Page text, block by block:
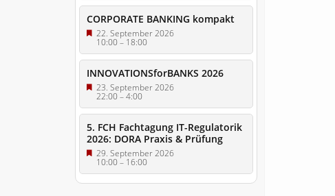
CORPORATE BANKING kompakt
22. September 2026
10:00– 18:00
INNOVATIONSforBANKS 2026
23. September 2026
22:00–4:00
5. FCH Fachtagung IT-Regulatorik
2026: DORA Praxis & Prüfung
29. September 2026
10:00– 16:00